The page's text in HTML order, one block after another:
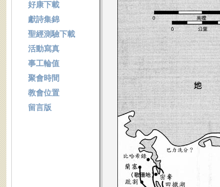
好康下載
獻詩集錦
聖經測驗下載
活動寫真
事工輪值
聚會時間
教會位置
留言版